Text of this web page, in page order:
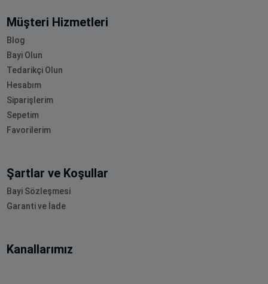
Müşteri Hizmetleri
Blog
Bayi Olun
Tedarikçi Olun
Hesabım
Siparişlerim
Sepetim
Favorilerim
Şartlar ve Koşullar
Bayi Sözleşmesi
Garanti ve İade
Kanallarımız